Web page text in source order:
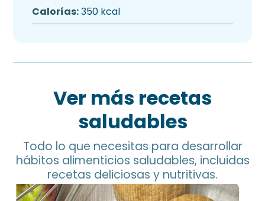
Calorías:350 kcal
Ver más recetas
saludables
Todo lo que necesitas para desarrollar
hábitos alimenticios saludables, incluidas
recetas deliciosas y nutritivas.
Pan de Garbanzo